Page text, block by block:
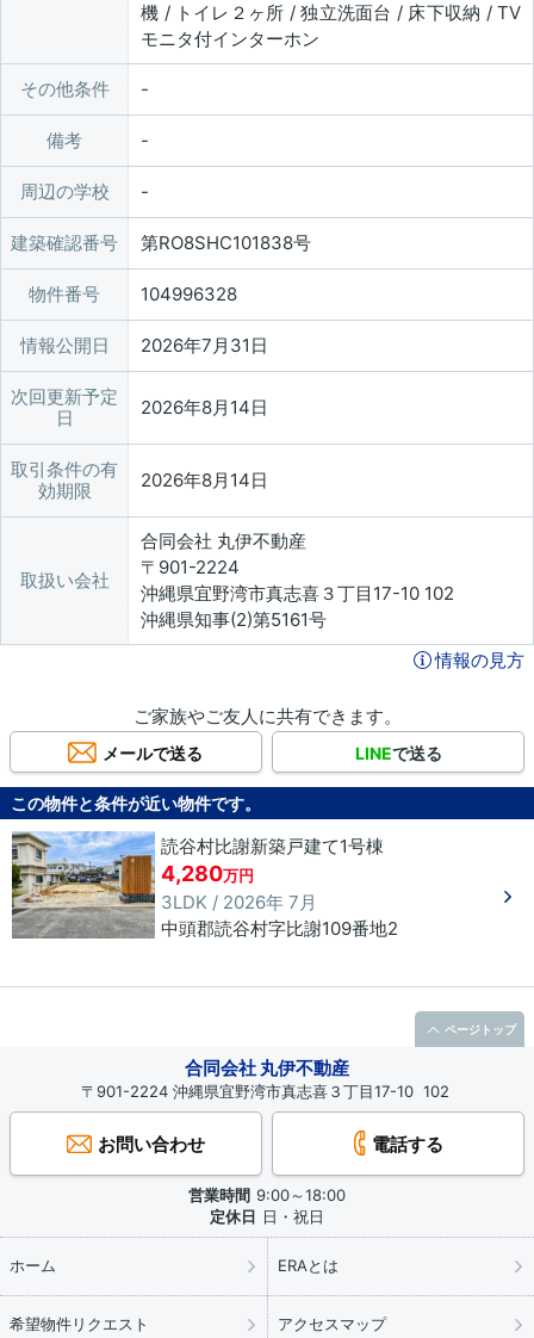
機 / トイレ２ヶ所 / 独立洗面台 / 床下収納 / TV
モニタ付インターホン
その他条件
備考
周辺の学校
建築確認番号 第RO8SHC101838号
物件番号 104996328
情報公開日 2026年7月31日
次回更新予定
日
2026年8月14日
取引条件の有
効期限
2026年8月14日
取扱い会社
合同会社 丸伊不動産
〒901-2224
沖縄県宜野湾市真志喜３丁目17-10 102
沖縄県知事(2)第5161号
情報の見方
ご家族やご友人に共有できます。
メールで送る LINEで送る
この物件と条件が近い物件です。
読谷村比謝新築戸建て1号棟
4,280万円
3LDK / 2026年 7月
中頭郡読谷村字比謝109番地2
合同会社 丸伊不動産
〒901-2224 沖縄県宜野湾市真志喜３丁目17-10 102
お問い合わせ 電話する
営業時間 9:00～18:00
定休日 日・祝日
ホーム ERAとは
希望物件リクエスト アクセスマップ
ページトップ